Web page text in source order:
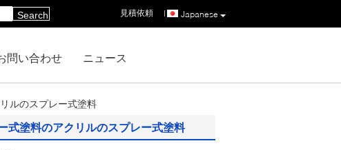
Japanese
見積依頼 |
Search
問い合わせ ニュース
ルのスプレー式塗料
式塗料のアクリルのスプレー式塗料